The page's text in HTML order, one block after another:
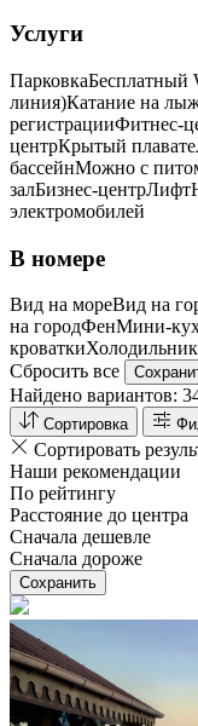
Услуги
ПарковкаБесплатный
линия)Катание на
регистрацииФитнес-
центрКрытый
бассейнМожно с
залБизнес-центрЛифт
электромобилей
В номере
Вид на мореВид на
на городФенМини-
кроваткиХолодильник
Сбросить все
Найдено вариантов:
Сортировка
Сортировать
Наши рекомендации
По рейтингу
Расстояние до центра
Сначала дешевле
Сначала дороже
Сохранить